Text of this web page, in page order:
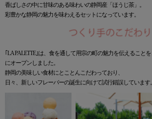
香ばしさの中に甘味のある味わいの静岡産「ほうじ茶」。
彩豊かな静岡の魅力を味わえるセットになっています。
｢LA PALETTE｣は、食を通して用宗の町の魅力を伝えること
にオープンしました。
静岡の美味しい食材にとことんこだわっており、
日々、新しいフレーバーの誕生に向けて試行錯誤しています。